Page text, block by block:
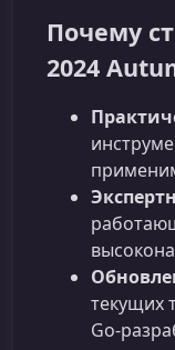
Почему
2024
текущих